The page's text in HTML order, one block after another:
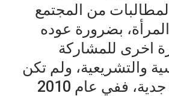
من المجتمع
بضرورة عوده
اخرى للمشاركة
والتشريعية، ولم تكن
حينها الإستجابة جدية، ففي عام 2010